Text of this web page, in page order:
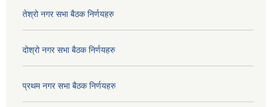
तेश्रो नगर सभा बैठक निर्णयहरु
दोश्रो नगर सभा बैठक निर्णयहरु
प्रथम नगर सभा बैठक निर्णयहरु